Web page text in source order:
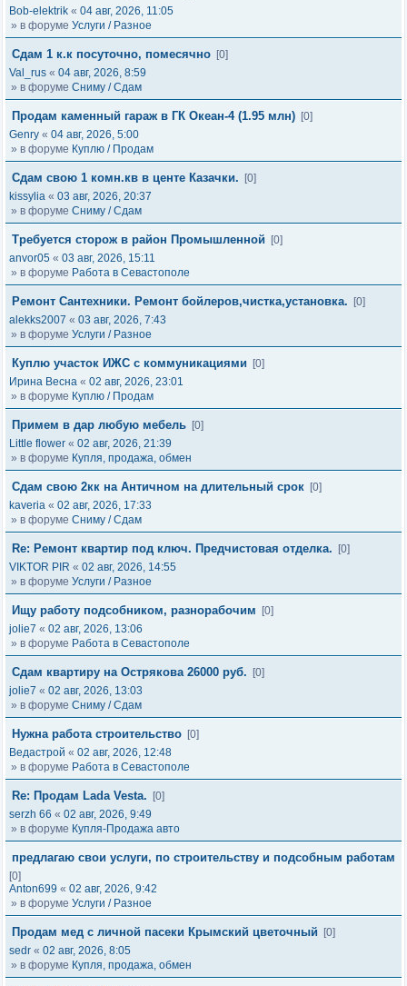
Bob-elektrik « 04 авг, 2026, 11:05
» в форуме Услуги / Разное
Сдам 1 к.к посуточно, помесячно [0]
Val_rus « 04 авг, 2026, 8:59
» в форуме Сниму / Сдам
Продам каменный гараж в ГК Океан-4 (1.95 млн) [0]
Genry « 04 авг, 2026, 5:00
» в форуме Куплю / Продам
Сдам свою 1 комн.кв в центе Казачки.
[0]
kissylia « 03 авг, 2026, 20:37
» в форуме Сниму / Сдам
Требуется сторож в район Промышленной
[0]
anvor05 « 03 авг, 2026, 15:11
» в форуме Работа в Севастополе
Ремонт Сантехники. Ремонт бойлеров,чистка,установка.
[0]
alekks2007 « 03 авг, 2026, 7:43
» в форуме Услуги / Разное
Куплю участок ИЖС с коммуникациями
[0]
Ирина Весна « 02 авг, 2026, 23:01
» в форуме Куплю / Продам
Примем в дар любую мебель [0]
Little flower « 02 авг, 2026, 21:39
» в форуме Купля, продажа, обмен
Сдам свою 2кк на Античном на длительный срок [0]
kaveria « 02 авг, 2026, 17:33
» в форуме Сниму / Сдам
Re: Ремонт квартир под ключ. Предчистовая отделка.
[0]
VIKTOR PIR « 02 авг, 2026, 14:55
» в форуме Услуги / Разное
Ищу работу подсобником, разнорабочим
[0]
jolie7 « 02 авг, 2026, 13:06
» в форуме Работа в Севастополе
Сдам квартиру на Острякова 26000 руб.
[0]
jolie7 « 02 авг, 2026, 13:03
» в форуме Сниму / Сдам
Нужна работа строительство [0]
Ведастрой « 02 авг, 2026, 12:48
» в форуме Работа в Севастополе
Re: Продам Lada Vesta.
[0]
serzh 66 « 02 авг, 2026, 9:49
» в форуме Купля-Продажа авто
предлагаю свои услуги, по строительству и подсобным работам
[0]
Anton699 « 02 авг, 2026, 9:42
» в форуме Услуги / Разное
Продам мед с личной пасеки Крымский цветочный
[0]
sedr « 02 авг, 2026, 8:05
» в форуме Купля, продажа, обмен